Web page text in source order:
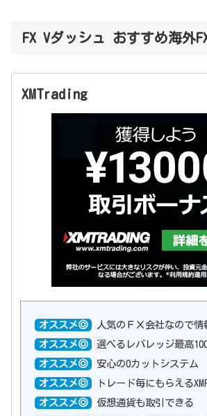
FX Vダッシュ おすすめ海外
XMTrading
オススメ◎ 人気のＦＸ会社なので情
オススメ◎ 選べるレバレッジ最高
オススメ◎ 安心の0カットシステム
オススメ◎ トレード毎にもらえる
オススメ◎ 仮想通貨も取引できる